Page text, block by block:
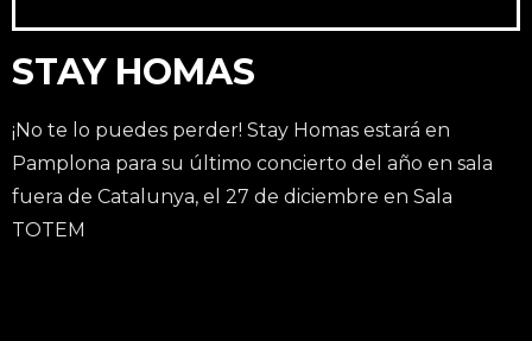
STAY HOMAS
¡No te lo puedes perder! Stay Homas estará en
Pamplona para su último concierto del año en sala
fuera de Catalunya, el 27 de diciembre en Sala
TOTEM